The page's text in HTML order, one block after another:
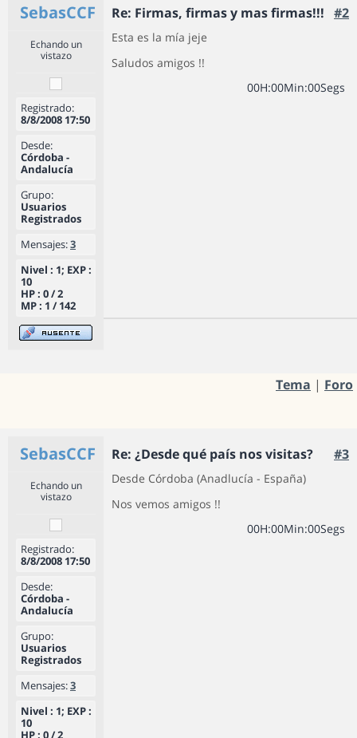
SebasCCF Re: Firmas, firmas y mas firmas!!! #2
Echando un
vistazo
Registrado:
8/8/2008 17:50
Desde:
Córdoba -
Andalucía
Grupo:
Usuarios
Registrados
Mensajes:3
Nivel : 1; EXP :
10
HP : 0 / 2
MP : 1 / 142
Esta es la mía jeje
Saludos amigos !!
00H:00Min:00Segs
Tema | Foro
SebasCCF Re: ¿Desde qué país nos visitas? #3
Echando un
vistazo
Registrado:
8/8/2008 17:50
Desde:
Córdoba -
Andalucía
Grupo:
Usuarios
Registrados
Mensajes:3
Nivel : 1; EXP :
10
HP : 0 / 2
Desde Córdoba (Anadlucía - España)
Nos vemos amigos !!
00H:00Min:00Segs